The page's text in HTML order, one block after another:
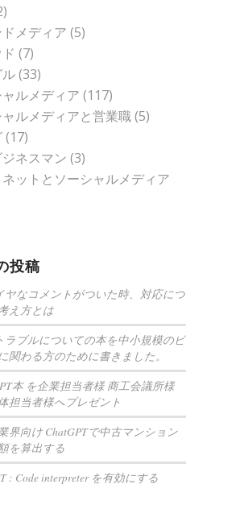
メディア (5)
(7)
(33)
ルメディア (117)
ルメディアと営業職(5)
(17)
ネスマン (3)
ットとソーシャルメディア
投稿
ヤなコメントがついた時、対応につ
え方とは
ラブルについての本を中小規模のビ
関わる方のために書きました。
本 を企業担当者様 商工会議所様
担当者様へプレゼント
界向け ChatGPTで中古マンション
を算出する
: Code interpreter を有効にする